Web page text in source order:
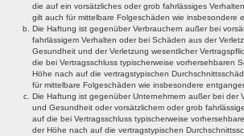
die auf ein vorsätzliches oder grob fahrlässiges
gilt auch für mittelbare Folgeschäden wie insbesondere
Die Haftung ist gegenüber Verbrauchern außer bei
fahrlässigem Verhalten oder bei Schäden aus der
Gesundheit und der Verletzung wesentlicher
die bei Vertragsschluss typischerweise vorhersehbaren
Höhe nach auf die vertragstypischen
für mittelbare Folgeschäden wie insbesondere
Die Haftung ist gegenüber Unternehmern außer bei der
und Gesundheit oder vorsätzlichem oder grob
auf die bei Vertragsschluss typischerweise
der Höhe nach auf die vertragstypischen